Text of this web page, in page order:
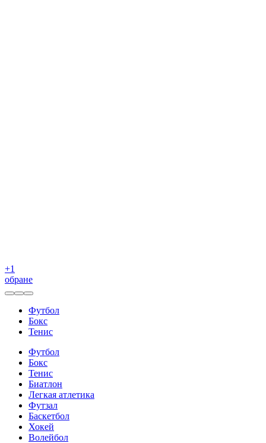
+1
обране
Футбол
Бокс
Тенис
Футбол
Бокс
Тенис
Биатлон
Легкая атлетика
Футзал
Баскетбол
Хокей
Волейбол